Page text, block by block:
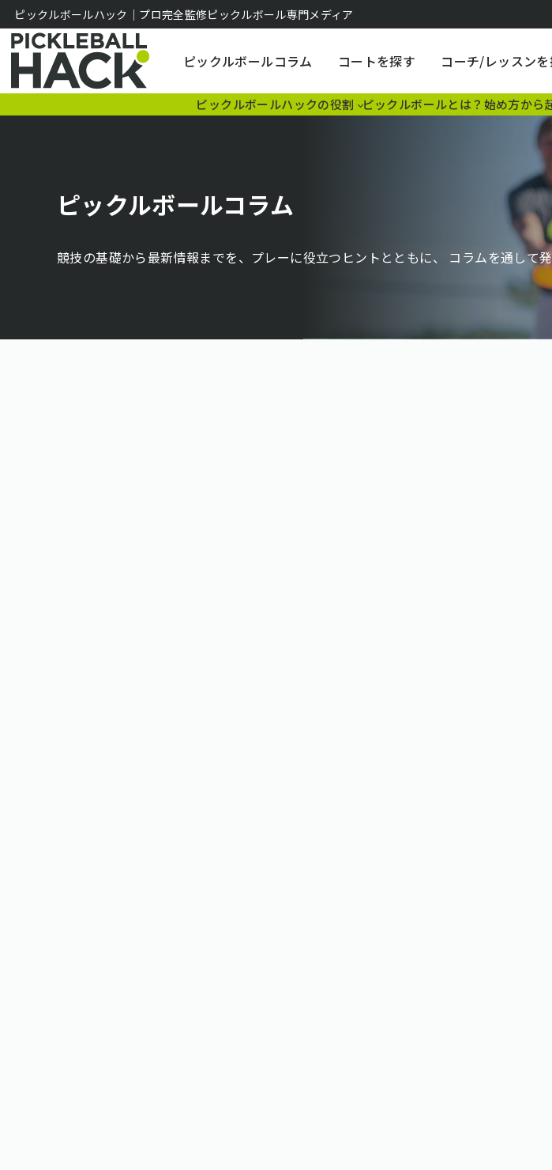
ピックルボールハック｜プロ完全監修ピックルボール専門メディア
ピックルボールコラム コートを探す コーチ/レッスン
ピックルボールハックの役割 ピックルボールとは？始め方から
ピックルボールコラム
競技の基礎から最新情報までを、プレーに役立つヒントとともに、 コラムを通して発